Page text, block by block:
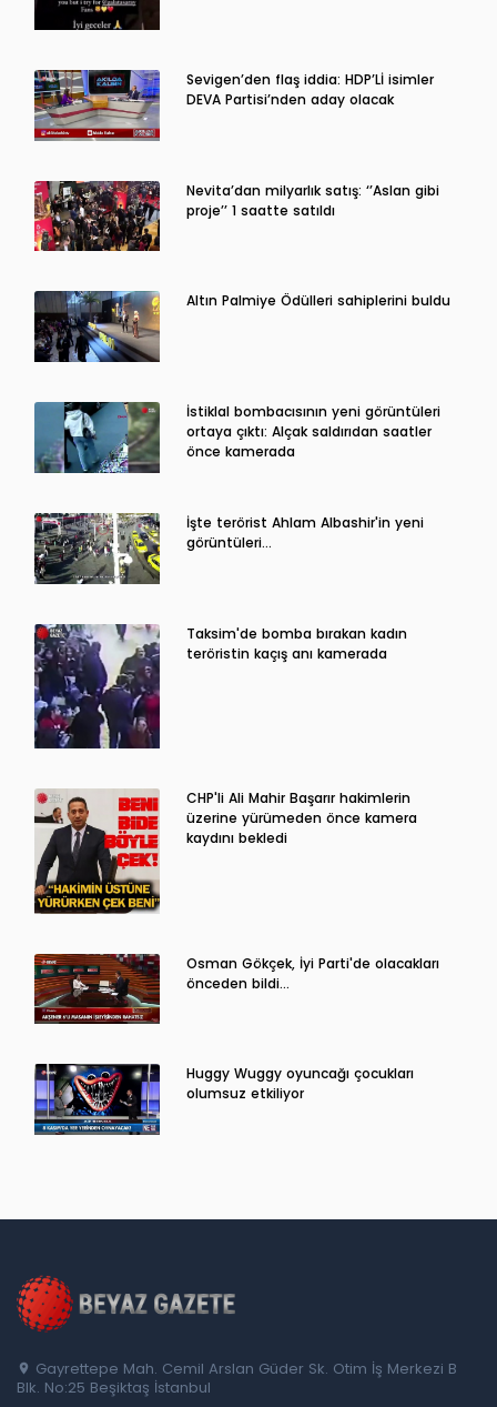
Sevigen’den flaş iddia: HDP’Lİ isimler
DEVA Partisi’nden aday olacak
Nevita’dan milyarlık satış: ‘’Aslan gibi
proje’’ 1 saatte satıldı
Altın Palmiye Ödülleri sahiplerini buldu
İstiklal bombacısının yeni görüntüleri
ortaya çıktı: Alçak saldırıdan saatler
önce kamerada
İşte terörist Ahlam Albashir'in yeni
görüntüleri…
Taksim'de bomba bırakan kadın
teröristin kaçış anı kamerada
CHP'li Ali Mahir Başarır hakimlerin
üzerine yürümeden önce kamera
kaydını bekledi
Osman Gökçek, İyi Parti'de olacakları
önceden bildi...
Huggy Wuggy oyuncağı çocukları
olumsuz etkiliyor
Gayrettepe Mah. Cemil Arslan Güder Sk. Otim İş Merkezi B
Blk. No:25 Beşiktaş İstanbul